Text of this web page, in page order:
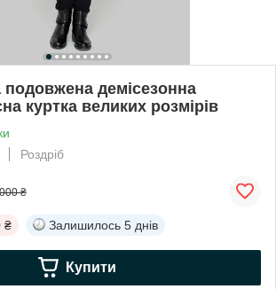
демісезонна
куртка великих розмірів
Роздріб
₴
₴ Залишилось 5 днів
Купити